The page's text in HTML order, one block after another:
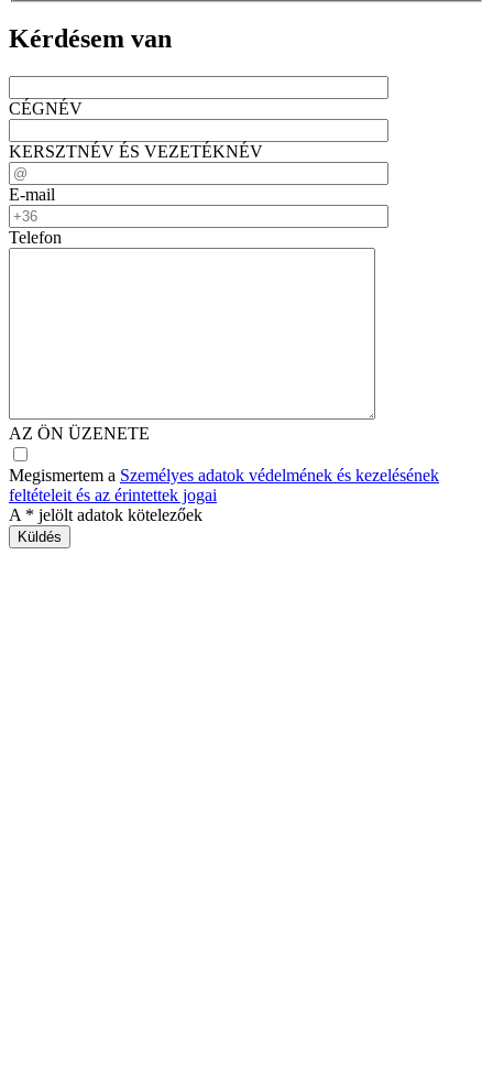
Kérdésem van
CÉGNÉV
KERSZTNÉV ÉS VEZETÉKNÉV
E-mail
Telefon
AZ ÖN ÜZENETE
Megismertem a Személyes adatok védelmének és kezelésének
feltételeit és az érintettek jogai
A * jelölt adatok kötelezőek